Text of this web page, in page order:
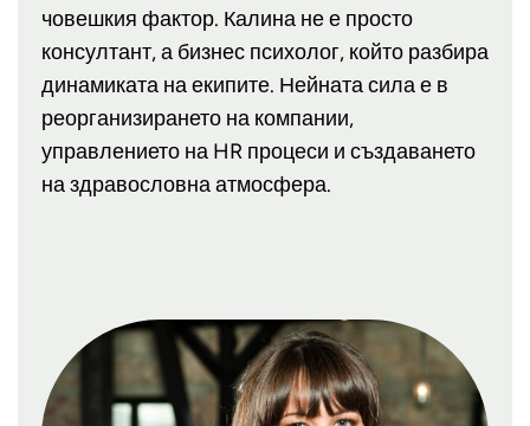
човешкия фактор. Калина не е просто
консултант, а бизнес психолог, който разбира
динамиката на екипите. Нейната сила е в
реорганизирането на компании,
управлението на HR процеси и създаването
на здравословна атмосфера.